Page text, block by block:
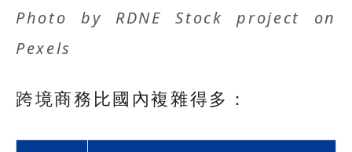
Photo by RDNE Stock project on
Pexels
跨境商務比國內複雜得多：